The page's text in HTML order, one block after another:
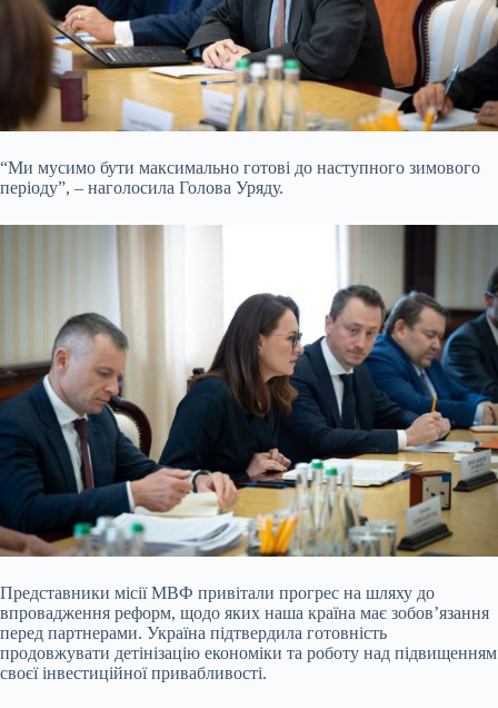
“Ми мусимо бути максимально готові до наступного зимового
періоду”, – наголосила Голова Уряду.
Представники місії МВФ привітали прогрес на шляху до
впровадження реформ, щодо яких наша країна має зобов’язання
перед партнерами. Україна підтвердила готовність
продовжувати детінізацію економіки та роботу над підвищенням
своєї інвестиційної привабливості.